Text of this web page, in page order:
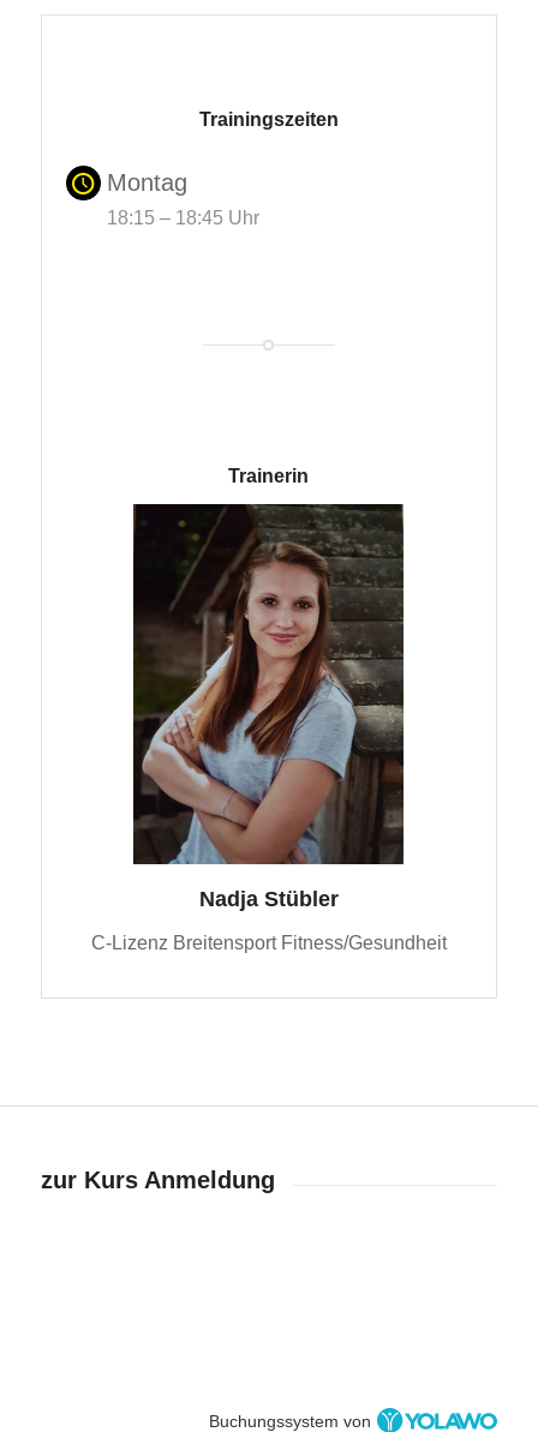
Trainingszeiten
Montag
18:15 – 18:45 Uhr
Trainerin
Nadja Stübler
C-Lizenz Breitensport Fitness/Gesundheit
zur Kurs Anmeldung
Buchungssystem von